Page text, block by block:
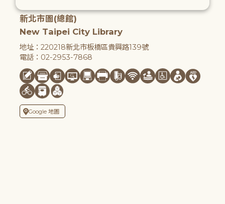
新北市圖(總館)
New Taipei City Library
地址：220218新北市板橋區貴興路139號
電話：02-2953-7868
Google 地圖